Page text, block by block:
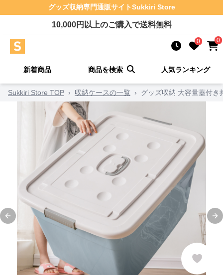
グッズ収納専門通販サイトSukkiri Store
10,000円以上のご購入で送料無料
0 0
新着商品 商品を検索 人気ランキング
Sukkiri Store TOP › 収納ケースの一覧 › グッズ収納 大容量蓋付き
Previous slide